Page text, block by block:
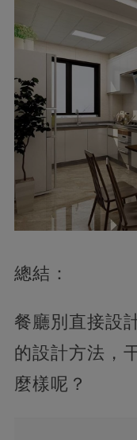
總結：
餐廳別直接設
的設計方法，
麼樣呢？